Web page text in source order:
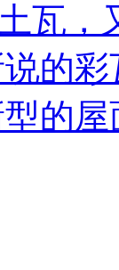
瓦，
的
的